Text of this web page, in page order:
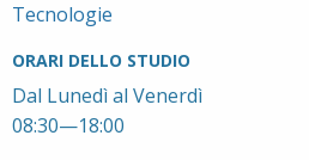
Tecnologie
ORARI DELLO STUDIO
Dal Lunedì al Venerdì
08:30—18:00